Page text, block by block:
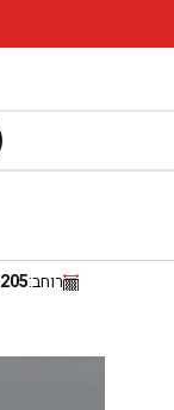
רוחב:205